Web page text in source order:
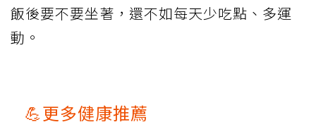
飯後要不要坐著，還不如每天少吃點、多運
動。
💪更多健康推薦